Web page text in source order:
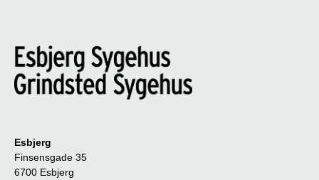
Esbjerg
Finsensgade 35
6700 Esbjerg